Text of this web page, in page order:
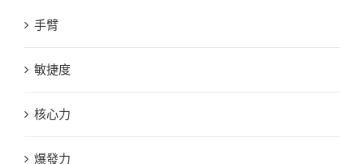
手臂
敏捷度
核心力
爆發力